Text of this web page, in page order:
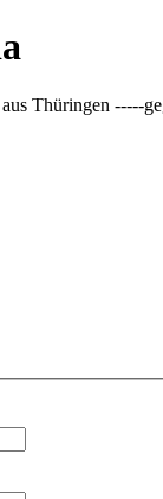
Thüringen -----